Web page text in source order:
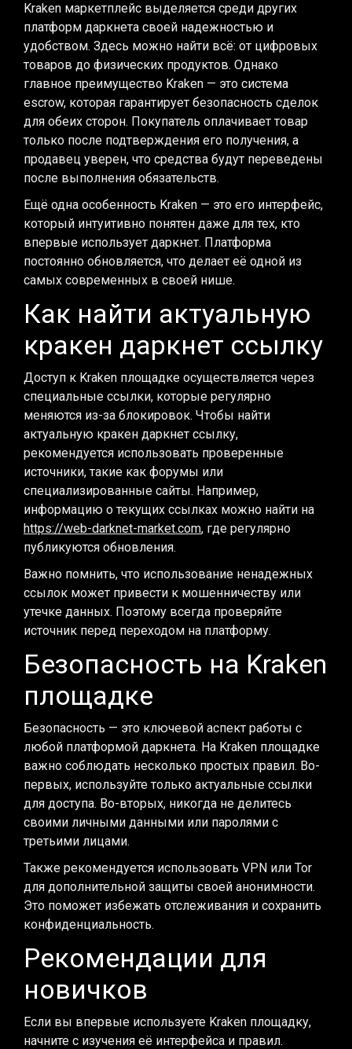
Kraken маркетплейс выделяется среди других
платформ даркнета своей надежностью и
удобством. Здесь можно найти всё: от цифровых
товаров до физических продуктов. Однако
главное преимущество Kraken — это система
escrow, которая гарантирует безопасность сделок
для обеих сторон. Покупатель оплачивает товар
только после подтверждения его получения, а
продавец уверен, что средства будут переведены
после выполнения обязательств.
Ещё одна особенность Kraken — это его интерфейс,
который интуитивно понятен даже для тех, кто
впервые использует даркнет. Платформа
постоянно обновляется, что делает её одной из
самых современных в своей нише.
Как найти актуальную
кракен даркнет ссылку
Доступ к Kraken площадке осуществляется через
специальные ссылки, которые регулярно
меняются из-за блокировок. Чтобы найти
актуальную кракен даркнет ссылку,
рекомендуется использовать проверенные
источники, такие как форумы или
специализированные сайты. Например,
информацию о текущих ссылках можно найти на
https://web-darknet-market.com, где регулярно
публикуются обновления.
Важно помнить, что использование ненадежных
ссылок может привести к мошенничеству или
утечке данных. Поэтому всегда проверяйте
источник перед переходом на платформу.
Безопасность на Kraken
площадке
Безопасность — это ключевой аспект работы с
любой платформой даркнета. На Kraken площадке
важно соблюдать несколько простых правил. Во-
первых, используйте только актуальные ссылки
для доступа. Во-вторых, никогда не делитесь
своими личными данными или паролями с
третьими лицами.
Также рекомендуется использовать VPN или Tor
для дополнительной защиты своей анонимности.
Это поможет избежать отслеживания и сохранить
конфиденциальность.
Рекомендации для
новичков
Если вы впервые используете Kraken площадку,
начните с изучения её интерфейса и правил.